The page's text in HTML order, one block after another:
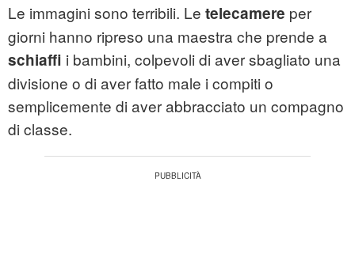
Le immagini sono terribili. Le telecamere per
giorni hanno ripreso una maestra che prende a
schiaffi i bambini, colpevoli di aver sbagliato una
divisione o di aver fatto male i compiti o
semplicemente di aver abbracciato un compagno
di classe.